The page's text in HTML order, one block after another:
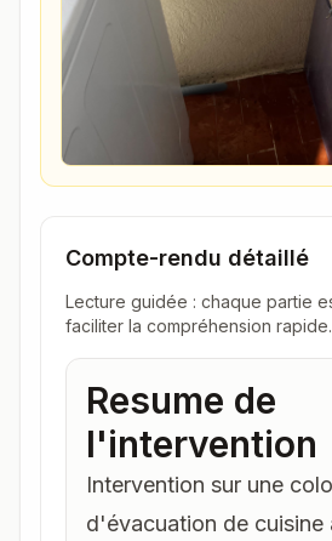
Compte-rendu détaillé
Lecture guidée : chaque partie
faciliter la compréhension rapide.
Resume de
l'intervention
Intervention sur une
d'évacuation de cuisine